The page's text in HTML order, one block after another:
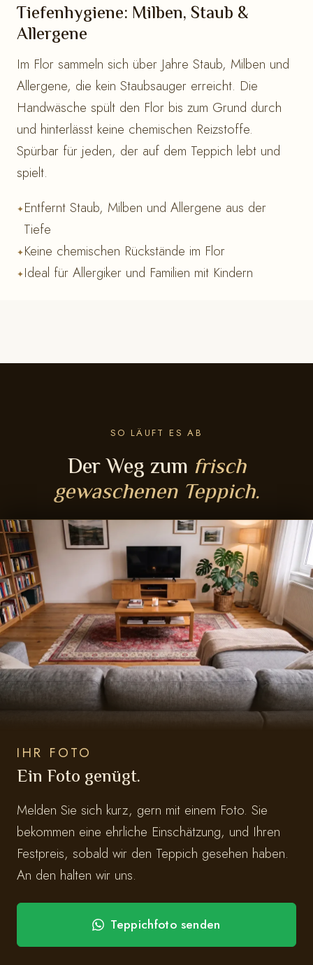
Tiefenhygiene: Milben, Staub &
Allergene
Im Flor sammeln sich über Jahre Staub, Milben und
Allergene, die kein Staubsauger erreicht. Die
Handwäsche spült den Flor bis zum Grund durch
und hinterlässt keine chemischen Reizstoffe.
Spürbar für jeden, der auf dem Teppich lebt und
spielt.
Entfernt Staub, Milben und Allergene aus der
Tiefe
Keine chemischen Rückstände im Flor
Ideal für Allergiker und Familien mit Kindern
SO LÄUFT ES AB
Der Weg zum frisch
gewaschenen Teppich.
IHR FOTO
Ein Foto genügt.
Melden Sie sich kurz, gern mit einem Foto. Sie
bekommen eine ehrliche Einschätzung, und Ihren
Festpreis, sobald wir den Teppich gesehen haben.
An den halten wir uns.
Teppichfoto senden